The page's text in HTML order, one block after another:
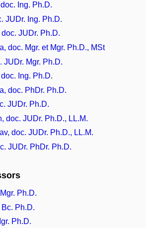
Ing. Ph.D.
JUDr. Ing. Ph.D.
JUDr. Ph.D.
doc. Mgr. et Mgr. Ph.D., MSt
JUDr. Mgr. Ph.D.
Ing. Ph.D.
doc. PhDr. Ph.D.
JUDr. Ph.D.
doc. JUDr. Ph.D., LL.M.
doc. JUDr. Ph.D., LL.M.
JUDr. PhDr. Ph.D.
Ph.D.
Bc. Ph.D.
Ph.D.